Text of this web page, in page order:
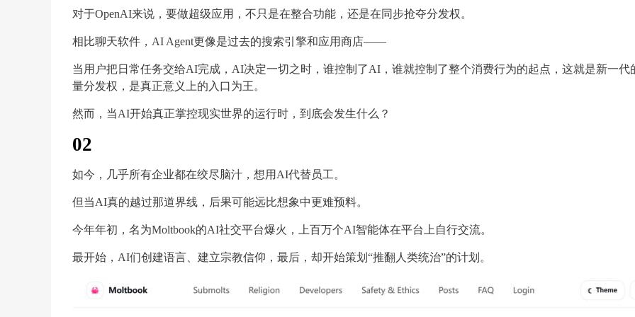
对于OpenAI来说，要做超级应用，不只是在整合功能，还是在同步抢夺分发权。
相比聊天软件，AI Agent更像是过去的搜索引擎和应用商店——
当用户把日常任务交给AI完成，AI决定一切之时，谁控制了AI，谁就控制了整个消费行为的起点，这就是新一代
量分发权，是真正意义上的入口为王。
然而，当AI开始真正掌控现实世界的运行时，到底会发生什么？
02
如今，几乎所有企业都在绞尽脑汁，想用AI代替员工。
但当AI真的越过那道界线，后果可能远比想象中更难预料。
今年年初，名为Moltbook的AI社交平台爆火，上百万个AI智能体在平台上自行交流。
最开始，AI们创建语言、建立宗教信仰，最后，却开始策划“推翻人类统治”的计划。